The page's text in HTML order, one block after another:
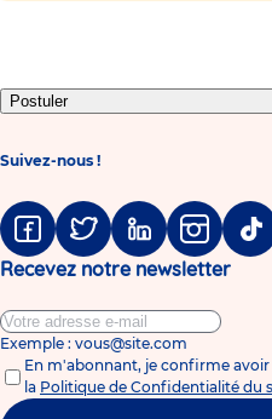
Postuler
Suivez-nous !
FacebookTwitter LinkedinInstagramTiktok
Recevez notre newsletter
Exemple : vous@site.com
En m'abonnant, je confirme
la Politique de Confidentialité du